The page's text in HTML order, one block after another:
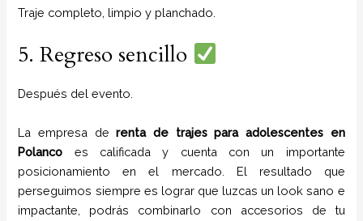
Traje completo, limpio y planchado.
5. Regreso sencillo
Después del evento.
La empresa derenta de trajes para adolescentes en
Polanco
es calificada y cuenta con un importante
posicionamiento en el mercado. El resultado que
perseguimos siempre es lograr que luzcas un look sano e
impactante, podrás combinarlo con accesorios de tu